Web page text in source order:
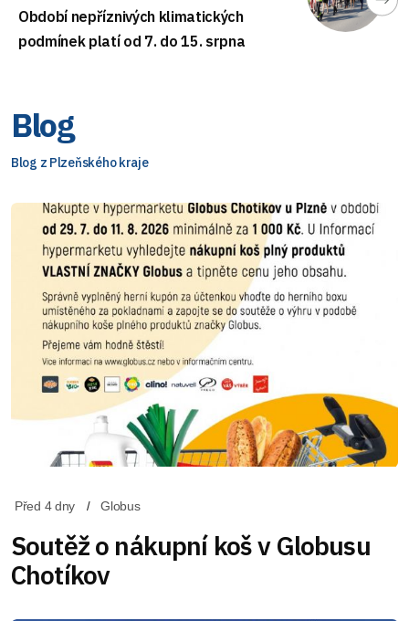
Období nepříznivých klimatických
podmínek platí od 7. do 15. srpna
Blog
Blog z Plzeňského kraje
Před 4 dny Globus
Soutěž o nákupní koš v Globusu
Chotíkov